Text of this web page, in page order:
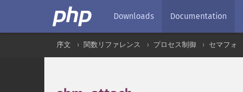
Downloads Documentation
序文 関数リファレンス プロセス制御 セマフォ